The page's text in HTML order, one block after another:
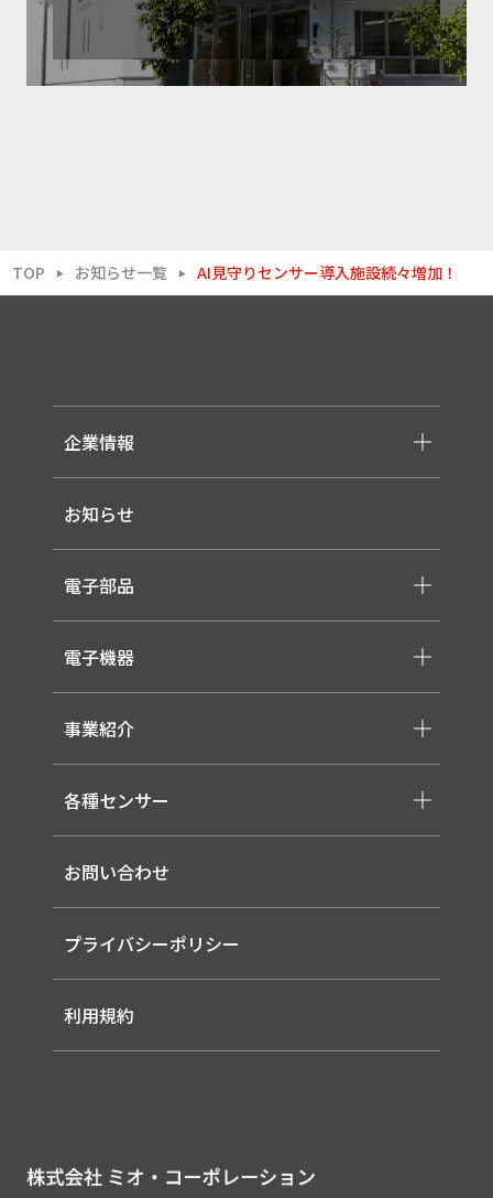
TOP ▶ お知らせ一覧 ▶ AI見守りセンサー導入施設続々増加！
企業情報
-メッセージ・理念
-会社概要
-採用情報
お知らせ
電子部品
-スイッチ ・ジャック ・コネクタ・LED
-ケーブル・ハーネス・FFC
-医療用 ACアダプター
-各種モジュール
-取り扱いメーカー一覧
電子機器
-低温用LED照明
-直管形LEDランプ
-高天井LED
-LED信号灯
-ソーラー式LED 照明灯
-ルーター（LTE / Wi-Fiルーター）
事業紹介
-サービス概要
-事業領域
-EMS
各種センサー
-バイタルセンサー
-AIセンサー
お問い合わせ
プライバシーポリシー
利用規約